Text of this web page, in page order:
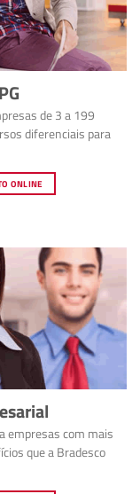
de 3 a 199
diferenciais para
ONLINE
empresas com mais
que a Bradesco